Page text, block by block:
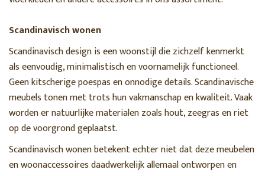
Scandinavisch wonen
Scandinavisch design is een woonstijl die zichzelf kenmerkt
als eenvoudig, minimalistisch en voornamelijk functioneel.
Geen kitscherige poespas en onnodige details. Scandinavische
meubels tonen met trots hun vakmanschap en kwaliteit. Vaak
worden er natuurlijke materialen zoals hout, zeegras en riet
op de voorgrond geplaatst.
Scandinavisch wonen betekent echter niet dat deze meubelen
en woonaccessoires daadwerkelijk allemaal ontworpen en